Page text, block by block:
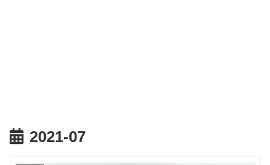
2021-07